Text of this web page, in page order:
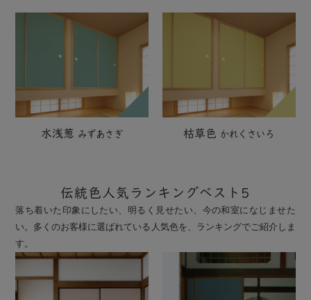
水浅葱 みずあさぎ 枯草色 かれくさいろ
伝統色人気ランキングベスト5
落ち着いた印象にしたい、明るく見せたい、今の和室になじませた
い。多くのお客様に選ばれている人気色を、ランキングでご紹介しま
す。